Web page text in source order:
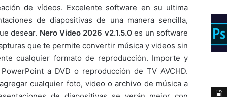
de vídeos. Excelente software en su ultima
de diapositivas de una manera sencilla,
desear. Nero Video 2026 v2.1.5.0es un software
que te permite convertir música y videos sin
cualquier formato de reproducción. Importe y
a DVD o reproducción de TV AVCHD.
cualquier foto, video o archivo de música a